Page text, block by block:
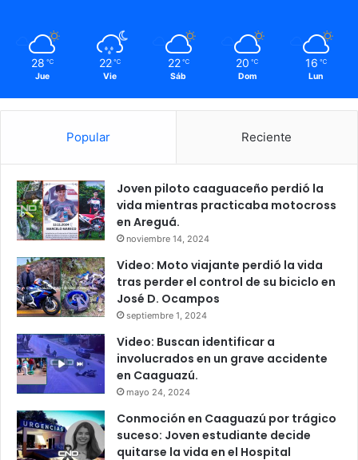
28 ℃
Jue
22 ℃
Vie
22 ℃
Sáb
20 ℃
Dom
16 ℃
Lun
Popular Reciente
Joven piloto caaguaceño perdió la
vida mientras practicaba motocross
en Areguá.
noviembre 14, 2024
Video: Moto viajante perdió la vida
tras perder el control de su biciclo en
José D. Ocampos
septiembre 1, 2024
Video: Buscan identificar a
involucrados en un grave accidente
en Caaguazú.
mayo 24, 2024
Conmoción en Caaguazú por trágico
suceso: Joven estudiante decide
quitarse la vida en el Hospital